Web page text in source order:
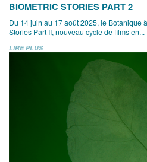
BIOMETRIC STORIES PART 2
Du 14 juin au 17 août 2025, le Botanique
Stories Part II, nouveau cycle de films en...
LIRE PLUS